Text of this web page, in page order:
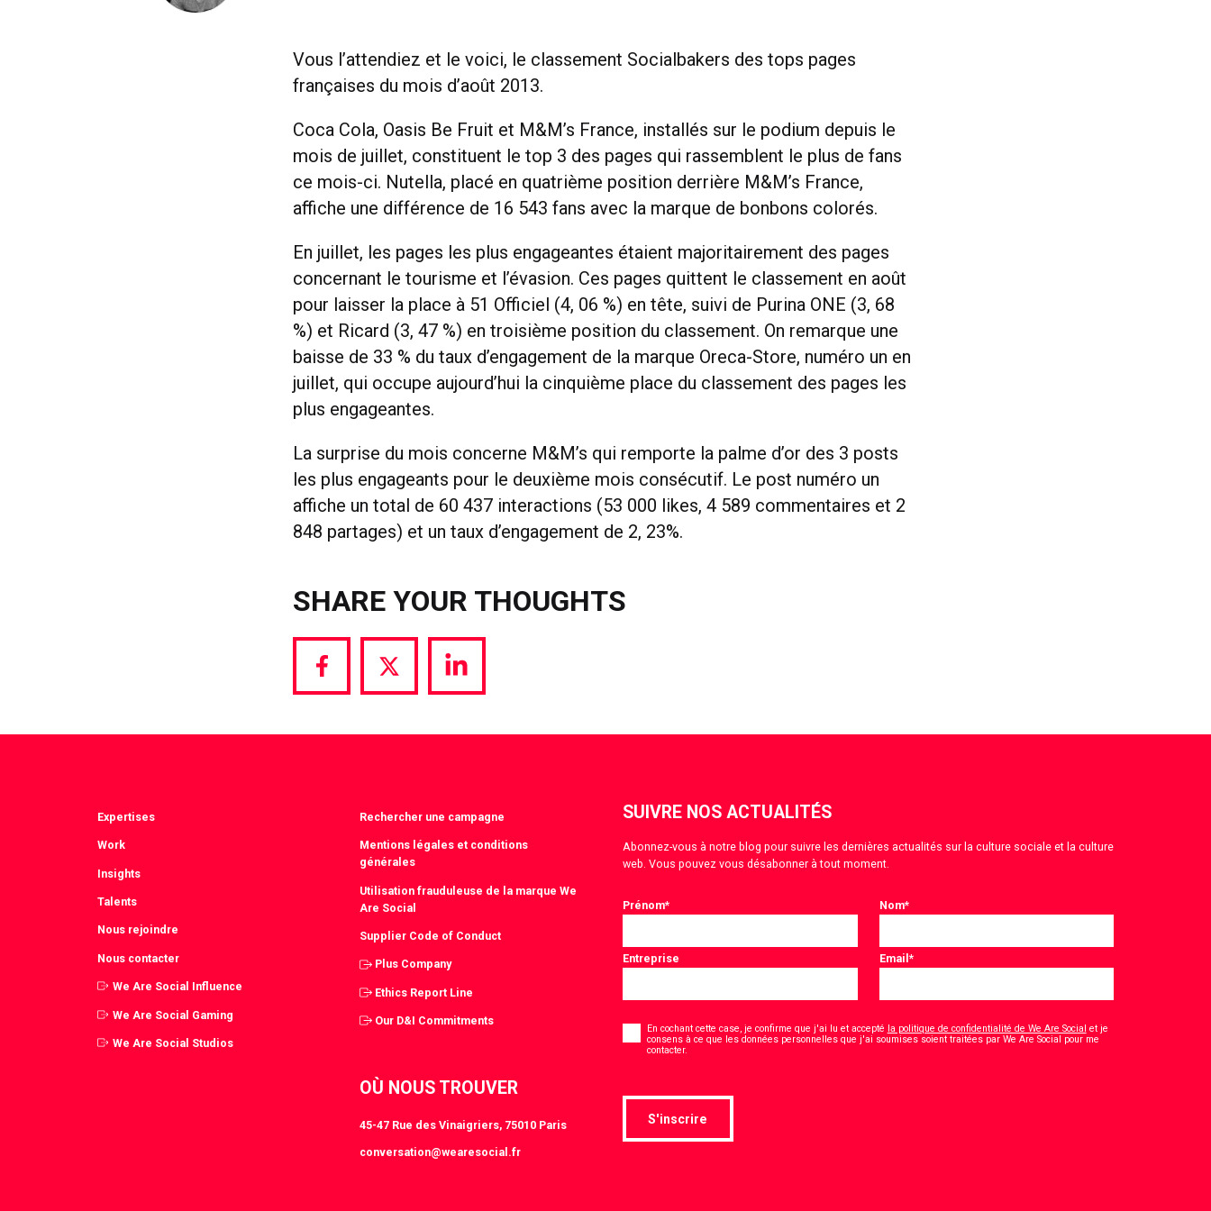
Vous l’attendiez et le voici, le classement Socialbakers des tops pages
françaises du mois d’août 2013.
Coca Cola, Oasis Be Fruit et M&M’s France, installés sur le podium depuis le
mois de juillet, constituent le top 3 des pages qui rassemblent le plus de fans
ce mois-ci. Nutella, placé en quatrième position derrière M&M’s France,
affiche une différence de 16 543 fans avec la marque de bonbons colorés.
En juillet, les pages les plus engageantes étaient majoritairement des pages
concernant le tourisme et l’évasion. Ces pages quittent le classement en août
pour laisser la place à 51 Officiel (4, 06 %) en tête, suivi de Purina ONE (3, 68
%) et Ricard (3, 47 %) en troisième position du classement. On remarque une
baisse de 33 % du taux d’engagement de la marque Oreca-Store, numéro un en
juillet, qui occupe aujourd’hui la cinquième place du classement des pages les
plus engageantes.
La surprise du mois concerne M&M’s qui remporte la palme d’or des 3 posts
les plus engageants pour le deuxième mois consécutif. Le post numéro un
affiche un total de 60 437 interactions (53 000 likes, 4 589 commentaires et 2
848 partages) et un taux d’engagement de 2, 23%.
SHARE YOUR THOUGHTS
Share
Facebook
Share
Twitter
Share
LinkedIn
Expertises
Work
Insights
Talents
Nous rejoindre
Nous contacter
We Are Social Influence
We Are Social Gaming
We Are Social Studios
Rechercher une campagne
Mentions légales et conditions
générales
Utilisation frauduleuse de la marque We
Are Social
Supplier Code of Conduct
Plus Company
Ethics Report Line
Our D&I Commitments
OÙ NOUS TROUVER
45-47 Rue des Vinaigriers, 75010 Paris
conversation@wearesocial.fr
SUIVRE NOS ACTUALITÉS
Abonnez-vous à notre blog pour suivre les dernières actualités sur la culture sociale et la culture
web. Vous pouvez vous désabonner à tout moment.
Prénom* Nom*
Entreprise Email*
* En cochant cette case, je confirme que j'ai lu et accepté la politique de confidentialité de We Are Social et je
consens à ce que les données personnelles que j'ai soumises soient traitées par We Are Social pour me
contacter.
S'inscrire